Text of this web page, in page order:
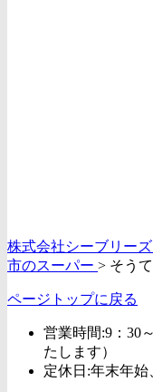
株式会社シーブリーズ
市のスーパー > そう
ページトップに戻る
営業時間:9：30
たします）
定休日:年末年始